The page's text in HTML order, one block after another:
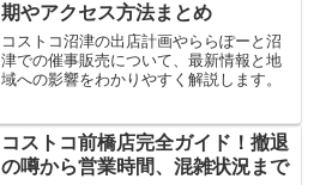
期やアクセス方法まとめ
コストコ沼津の出店計画やららぽーと沼
津での催事販売について、最新情報と地
域への影響をわかりやすく解説します。
コストコ前橋店完全ガイド！撤退
の噂から営業時間、混雑状況まで